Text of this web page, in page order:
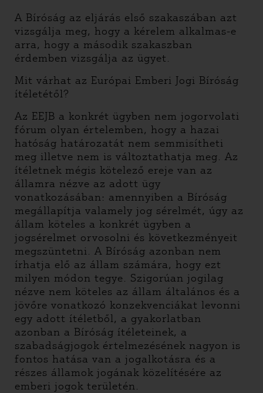
A Bíróság az eljárás első szakaszában azt
vizsgálja meg, hogy a kérelem alkalmas-e
arra, hogy a második szakaszban
érdemben vizsgálja az ügyet.
Mit várhat az Európai Emberi Jogi Bíróság
ítéletétől?
Az EEJB a konkrét ügyben nem jogorvolati
fórum olyan értelemben, hogy a hazai
hatóság határozatát nem semmisítheti
meg illetve nem is változtathatja meg. Az
ítéletnek mégis kötelező ereje van az
államra nézve az adott ügy
vonatkozásában: amennyiben a Bíróság
megállapítja valamely jog sérelmét, úgy az
állam köteles a konkrét ügyben a
jogsérelmet orvosolni és következményeit
megszüntetni. A Bíróság azonban nem
írhatja elő az állam számára, hogy ezt
milyen módon tegye. Szigorúan jogilag
nézve nem köteles az állam általános és a
jövőre vonatkozó konzekvenciákat levonni
egy adott ítéletből, a gyakorlatban
azonban a Bíróság ítéleteinek, a
szabadságjogok értelmezésének nagyon is
fontos hatása van a jogalkotásra és a
részes államok jogának közelítésére az
emberi jogok területén.